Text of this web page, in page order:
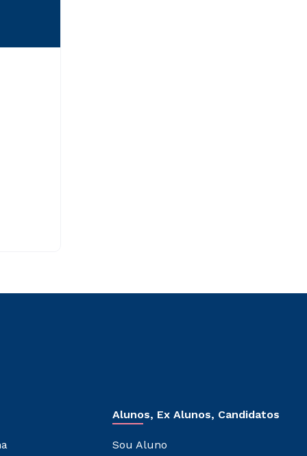
Alunos, Ex Alunos, Candidatos
Sou Aluno